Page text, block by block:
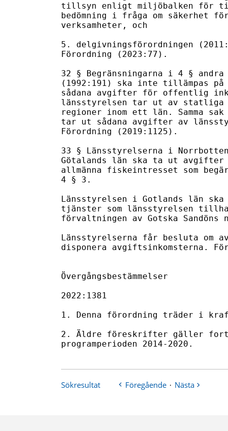
Sökresultat Föregående · Nästa